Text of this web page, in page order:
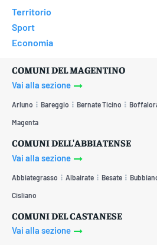
Territorio
Sport
Economia
COMUNI DEL MAGENTINO
Vai alla sezione
Arluno Bareggio Bernate Ticino
Magenta
COMUNI DELL'ABBIATENSE
Vai alla sezione
Abbiategrasso Albairate Besate
Cisliano
COMUNI DEL CASTANESE
Vai alla sezione